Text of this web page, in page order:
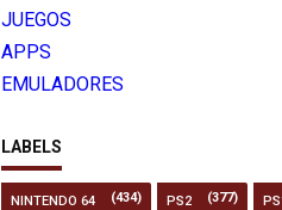
JUEGOS
APPS
EMULADORES
LABELS
NINTENDO 64 (434) PS2 (377)